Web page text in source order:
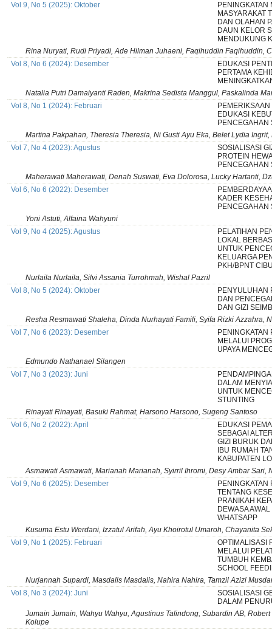
Vol 9, No 5 (2025): Oktober
PENINGKATAN
MASYARAKAT
DAN OLAHAN
DAUN KELOR
MENDUKUNG
Rina Nuryati, Rudi Priyadi, Ade Hilman Juhaeni, Faqihuddin Faqihuddin,
Vol 8, No 6 (2024): Desember
EDUKASI
PERTAMA
Natalia Putri Damaiyanti Raden, Makrina Sedista Manggul, Paskalinda
Vol 8, No 1 (2024): Februari
EDUKASI
PENCEGAHAN
Martina Pakpahan, Theresia Theresia, Ni Gusti Ayu Eka, Belet Lydia
Vol 7, No 4 (2023): Agustus
SOSIALISASI
PROTEIN
PENCEGAHAN
Maherawati Maherawati, Denah Suswati, Eva Dolorosa, Lucky Hartanti,
Vol 6, No 6 (2022): Desember
KADER
PENCEGAHAN
Yoni Astuti, Alfaina Wahyuni
Vol 9, No 4 (2025): Agustus
PELATIHAN
LOKAL
UNTUK
KELUARGA
PKH/BPNT
Nurlaila Nurlaila, Silvi Assania Turrohmah, Wishal Pazril
Vol 8, No 5 (2024): Oktober
PENYULUHAN
DAN
DAN GIZI
Resha Resmawati Shaleha, Dinda Nurhayati Famili, Syifa Rizki Azzahra,
Vol 7, No 6 (2023): Desember
PENINGKATAN
MELALUI
UPAYA
Edmundo Nathanael Silangen
Vol 7, No 3 (2023): Juni
DALAM
UNTUK
STUNTING
Rinayati Rinayati, Basuki Rahmat, Harsono Harsono, Sugeng Santoso
Vol 6, No 2 (2022): April
EDUKASI
SEBAGAI
GIZI BURUK
IBU RUMAH
KABUPATEN
Asmawati Asmawati, Marianah Marianah, Syirril Ihromi, Desy Ambar Sari,
Vol 9, No 6 (2025): Desember
PENINGKATAN
TENTANG
PRANIKAH
DEWASA
WHATSAPP
Kusuma Estu Werdani, Izzatul Arifah, Ayu Khoirotul Umaroh, Chayanita
Vol 9, No 1 (2025): Februari
OPTIMALISASI
MELALUI
TUMBUH
SCHOOL
Nurjannah Supardi, Masdalis Masdalis, Nahira Nahira, Tamzil Azizi
Vol 8, No 3 (2024): Juni
SOSIALISASI
DALAM
Jumain Jumain, Wahyu Wahyu, Agustinus Talindong, Subardin AB,
Kolupe